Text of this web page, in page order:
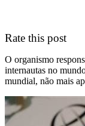
Rate this post
O organismo
internautas no
mundial, não mais